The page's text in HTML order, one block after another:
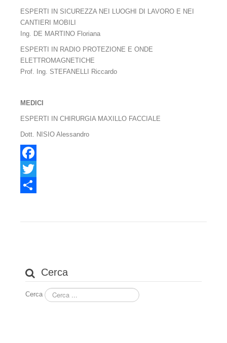
Procedimenti non contenziosi
Procedimenti contenziosi
Arbitrati
Arbitrati speciali
Chi siamo
Privacy
Entra
ESPERTI IN SICUREZZA NEI LUOGHI DI LAVORO E NEI
CANTIERI MOBILI
Ing. DE MARTINO Floriana
ESPERTI IN RADIO PROTEZIONE E ONDE
ELETTROMAGNETICHE
Prof. Ing. STEFANELLI Riccardo
MEDICI
ESPERTI IN CHIRURGIA MAXILLO FACCIALE
Dott. NISIO Alessandro
Facebook
Twitter
Cerca
Cerca